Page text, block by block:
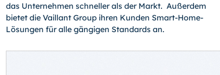
das Unternehmen schneller als der Markt. Außerdem
bietet die Vaillant Group ihren Kunden Smart-Home-
Lösungen für alle gängigen Standards an.